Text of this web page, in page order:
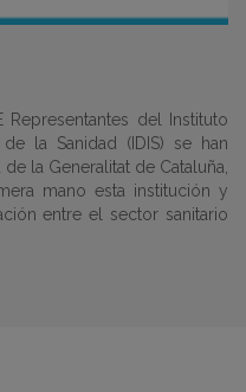
Representantes del Instituto
la Sanidad (IDIS) se han
la Generalitat de Cataluña,
mano esta institución y
entre el sector sanitario